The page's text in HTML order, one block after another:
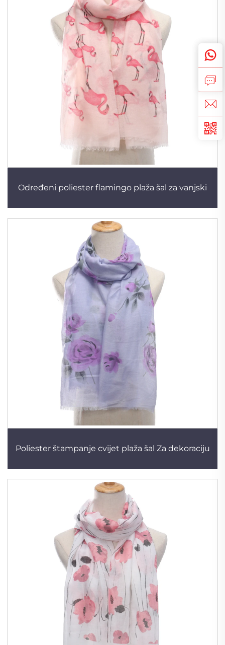
Određeni poliester flamingo plaža šal za vanjski
Poliester štampanje cvijet plaža šal Za dekoraciju